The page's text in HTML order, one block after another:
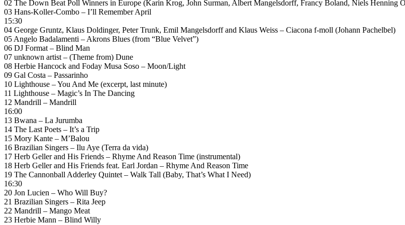
02 The Down Beat Poll Winners in Europe (Karin Krog, John Surman, Albert Mangelsdorff, Francy Boland, Niels Henning
03 Hans-Koller-Combo – I’ll Remember April
15:30
04 George Gruntz, Klaus Doldinger, Peter Trunk, Emil Mangelsdorff and Klaus Weiss – Ciacona f-moll (Johann Pachelbel)
05 Angelo Badalamenti – Akrons Blues (from “Blue Velvet”)
06 DJ Format – Blind Man
07 unknown artist – (Theme from) Dune
08 Herbie Hancock and Foday Musa Soso – Moon/Light
09 Gal Costa – Passarinho
10 Lighthouse – You And Me (excerpt, last minute)
11 Lighthouse – Magic’s In The Dancing
12 Mandrill – Mandrill
16:00
13 Bwana – La Jurumba
14 The Last Poets – It’s a Trip
15 Mory Kante – M’Balou
16 Brazilian Singers – Ilu Aye (Terra da vida)
17 Herb Geller and His Friends – Rhyme And Reason Time (instrumental)
18 Herb Geller and His Friends feat. Earl Jordan – Rhyme And Reason Time
19 The Cannonball Adderley Quintet – Walk Tall (Baby, That’s What I Need)
16:30
20 Jon Lucien – Who Will Buy?
21 Brazilian Singers – Rita Jeep
22 Mandrill – Mango Meat
23 Herbie Mann – Blind Willy